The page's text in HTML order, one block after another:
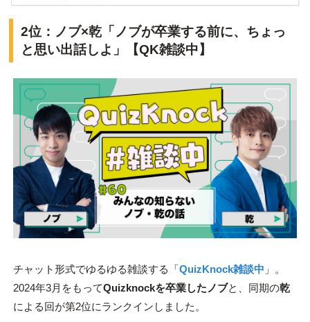
2位：ノブ×乾「ノブが卒業する前に、ちょっ
と思い出話しよ」【QK雑談中】
チャット形式でゆるゆる雑談する「 QuizKnock雑談中 」。
2024年3月をもってQuizknockを卒業したノブと、同期の乾
による回が第2位にランクインしました。